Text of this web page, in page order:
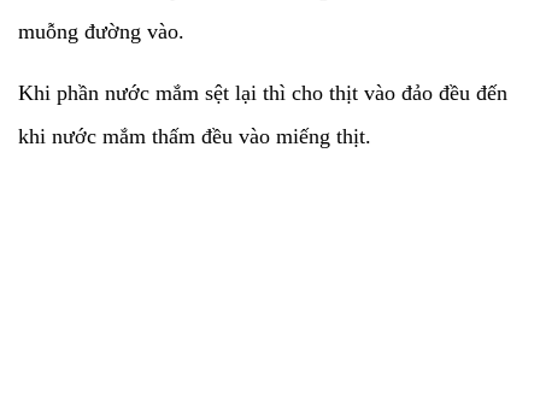
muỗng đường vào.
Khi phần nước mắm sệt lại thì cho thịt vào đảo đều đến
khi nước mắm thấm đều vào miếng thịt.